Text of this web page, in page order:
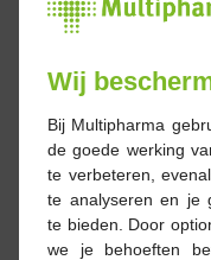
Wij
Bij Multipharma
de goede werking
te verbeteren,
te analyseren en je
te bieden. Door
we je behoeften